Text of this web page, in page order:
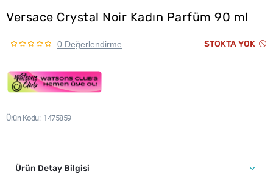
Versace Crystal Noir Kadın Parfüm 90 ml
0 Değerlendirme STOKTA YOK
Ürün Kodu 1475859
Ürün Detay Bilgisi